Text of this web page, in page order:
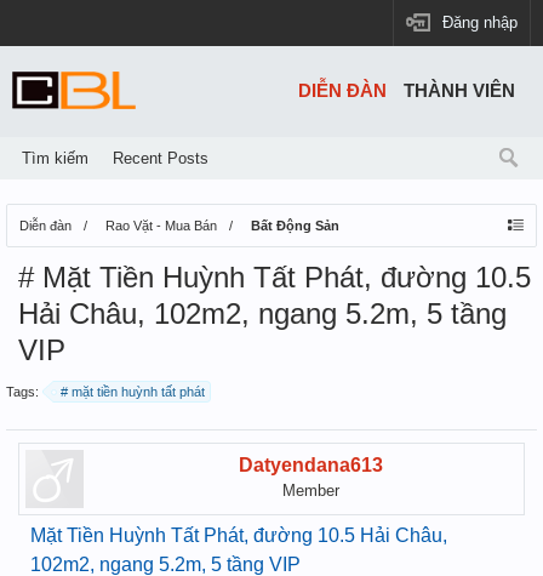
Đăng nhập
Diễn đàn Rao Vặt - Mua Bán Bất Động Sản
# Mặt Tiền Huỳnh Tất Phát, đường 10.5
Hải Châu, 102m2, ngang 5.2m, 5 tầng
VIP
Tags: # mặt tiền huỳnh tất phát
Datyendana613
Member
Mặt Tiền Huỳnh Tất Phát, đường 10.5 Hải Châu,
102m2, ngang 5.2m, 5 tầng VIP
DIỄN ĐÀN
Tìm kiếm Recent Posts
THÀNH VIÊN